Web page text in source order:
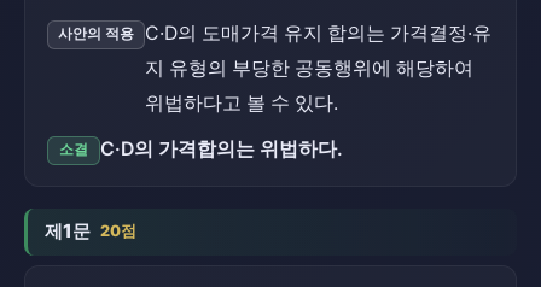
사안의 적용
C·D의 도매가격 유지 합의는 가격결정·유
지 유형의 부당한 공동행위에 해당하여
위법하다고 볼 수 있다.
소결 C·D의 가격합의는 위법하다.
제1문 20점